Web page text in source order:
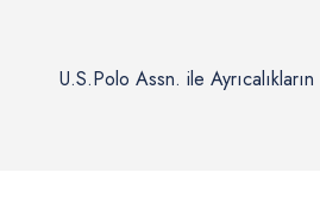
U.S.Polo Assn. ile Ayrıcalıkların